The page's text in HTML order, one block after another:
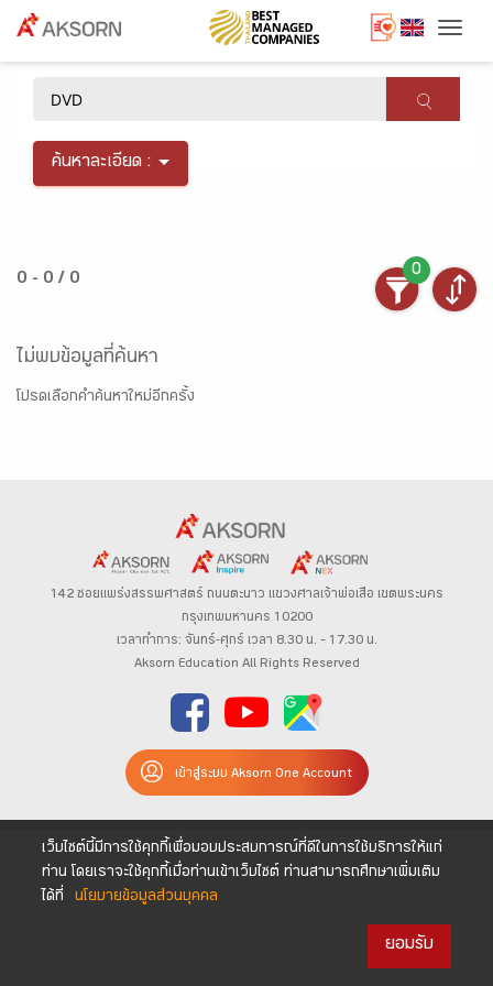
ค้นหาละเอียด :
0 - 0 / 0
0
ไม่พบข้อมูลที่ค้นหา
โปรดเลือกคำค้นหาใหม่อีกครั้ง
142 ซอยแพร่งสรรพศาสตร์ ถนนตะนาว แขวงศาลเจ้าพ่อเสือ เขตพระนคร
กรุงเทพมหานคร 10200
เวลาทำการ: จันทร์-ศุกร์ เวลา 8.30 น. – 17.30 น.
Aksorn Education All Rights Reserved
เข้าสู่ระบบ Aksorn One Account
เว็บไซต์นี้มีการใช้คุกกี้เพื่อมอบประสบการณ์ที่ดีในการใช้บริการให้แก่
ท่าน โดยเราจะใช้คุกกี้เมื่อท่านเข้าเว็บไซต์ ท่านสามารถศึกษาเพิ่มเติม
ได้ที่
นโยบายข้อมูลส่วนบุคคล
ยอมรับ